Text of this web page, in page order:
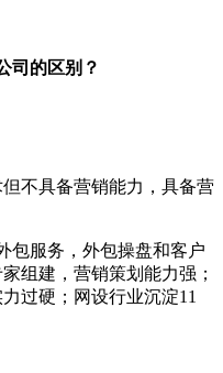
司的区别？
不具备营销能力，具备营
包服务，外包操盘和客户
组建，营销策划能力强；
过硬； 网设行业沉淀11